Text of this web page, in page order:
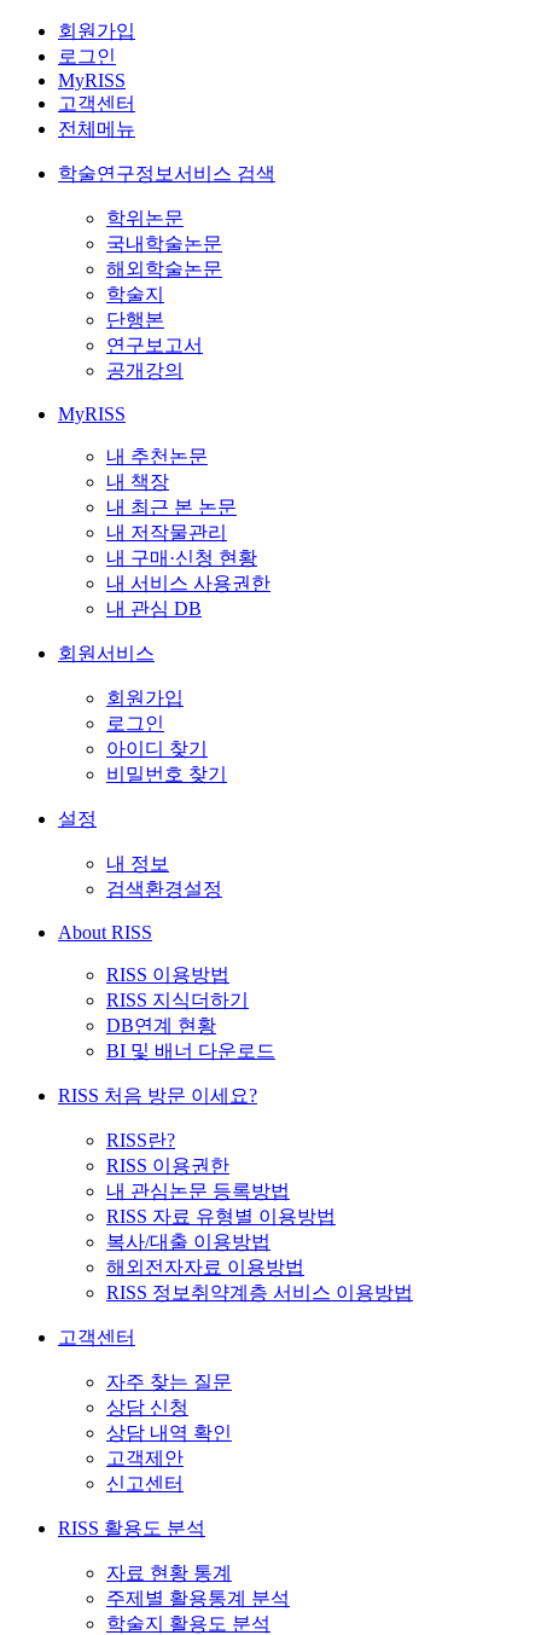
회원가입
로그인
MyRISS
고객센터
전체메뉴
학술연구정보서비스 검색
학위논문
국내학술논문
해외학술논문
학술지
단행본
연구보고서
공개강의
MyRISS
내 추천논문
내 책장
내 최근 본 논문
내 저작물관리
내 구매·신청 현황
내 서비스 사용권한
내 관심 DB
회원서비스
회원가입
로그인
아이디 찾기
비밀번호 찾기
설정
내 정보
검색환경설정
About RISS
RISS 이용방법
RISS 지식더하기
DB연계 현황
BI 및 배너 다운로드
RISS 처음 방문 이세요?
RISS란?
RISS 이용권한
내 관심논문 등록방법
RISS 자료 유형별 이용방법
복사/대출 이용방법
해외전자자료 이용방법
RISS 정보취약계층 서비스 이용방법
고객센터
자주 찾는 질문
상담 신청
상담 내역 확인
고객제안
신고센터
RISS 활용도 분석
자료 현황 통계
주제별 활용통계 분석
학술지 활용도 분석